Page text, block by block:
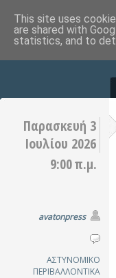
Παρασκευή 3
Ιουλίου 2026
9:00 π.μ.
avatonpress
ΑΣΤΥΝΟΜΙΚΟ
ΠΕΡΙΒΑΛΛΟΝΤΙΚΑ
This site uses
are shared with
statistics, and to